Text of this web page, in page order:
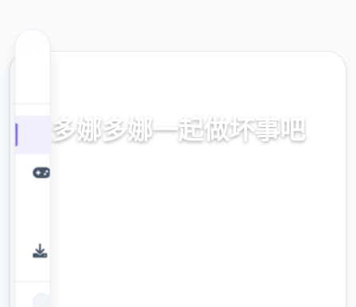
多娜多娜一起做坏事吧
官方中文，中文下载，中文入口，官网入口，最新版